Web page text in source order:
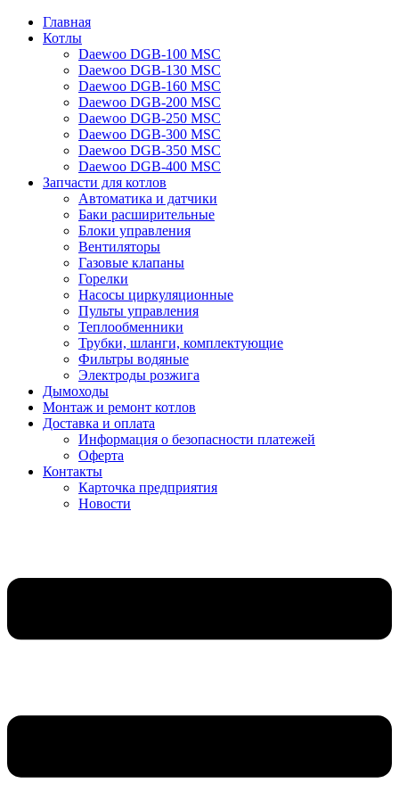
Главная
Котлы
Daewoo DGB-100 MSC
Daewoo DGB-130 MSC
Daewoo DGB-160 MSC
Daewoo DGB-200 MSC
Daewoo DGB-250 MSC
Daewoo DGB-300 MSC
Daewoo DGB-350 MSC
Daewoo DGB-400 MSC
Запчасти для котлов
Автоматика и датчики
Баки расширительные
Блоки управления
Вентиляторы
Газовые клапаны
Горелки
Насосы циркуляционные
Пульты управления
Теплообменники
Трубки, шланги, комплектующие
Фильтры водяные
Электроды розжига
Дымоходы
Монтаж и ремонт котлов
Доставка и оплата
Информация о безопасности платежей
Оферта
Контакты
Карточка предприятия
Новости